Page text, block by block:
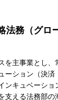
略法務（グ
を主事業とし
ーション（決
ンキュベーシ
支える法務部